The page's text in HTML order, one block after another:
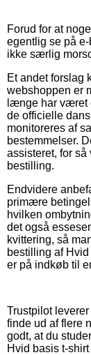
Forud for at
egentlig se på
ikke særlig
Et andet forslag
webshoppen er
længe har været
de officielle
monitoreres af
bestemmelser.
assisteret, for
bestilling.
Endvidere
primære
hvilken
det også
kvittering, så
bestilling af
er på indkøb til
Trustpilot
finde ud af flere
godt, at du
Hvid basis t-